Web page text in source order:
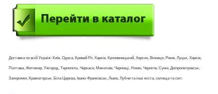
Доставка по всій Україні: Київ, Одеса, Кривий Ріг, Харків, Кропивницький, Херсон, Вінниця, Рівне, Луцьк, Харків,
Полтава, Житомир, Ужгород, Тернопіль, Черкаси, Миколаїв, Чернівці, Ніжин, Чернігів, Суми, Дніпропетровськ,
Запоріжжя, Краматорськ, Біла Церква, Івано-Франківськ, Львів, Лубни та інші міста, селища та смт.